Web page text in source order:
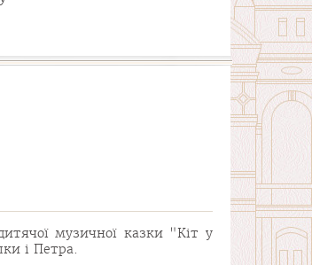
музичної казки "Кіт у
і Петра.